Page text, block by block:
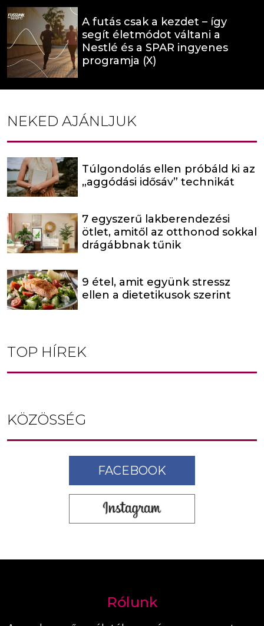
A futás csak a kezdet – így
segít életmódot váltani a
Nestlé és a SPAR ingyenes
programja (X)
NEKED AJÁNLJUK
Túlgondolás ellen próbáld ki az
„aggódási idősáv” technikát
7 egyszerű lakberendezési
ötlet, amitől az otthonod sokkal
drágábbnak tűnik
9 étel, amit együnk stressz
ellen a dietetikusok szerint
TOP HÍREK
KÖZÖSSÉG
FACEBOOK
Rólunk